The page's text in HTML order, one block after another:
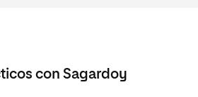
con Sagardoy